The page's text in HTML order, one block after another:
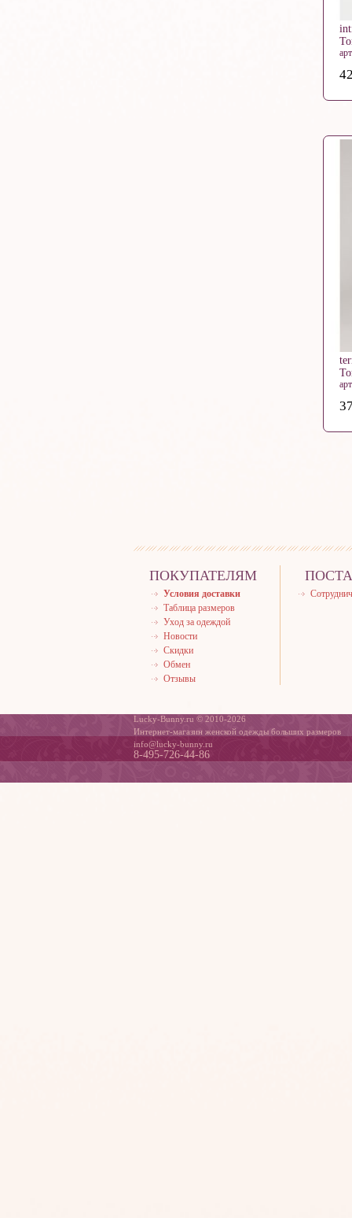
ПОКУПАТЕЛЯМ
Условия доставки
Таблица размеров
Уход за одеждой
Новости
Скидки
Обмен
Отзывы
Lucky-Bunny.ru © 2010-2026
Интернет-магазин женской одежды больших размеров
info@lucky-bunny.ru
8-495-726-44-86